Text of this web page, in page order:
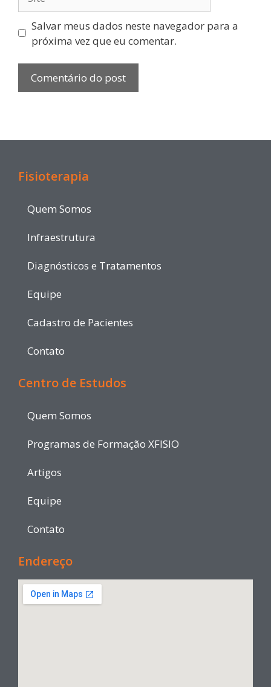
Salvar meus dados neste navegador para a
próxima vez que eu comentar.
Fisioterapia
Quem Somos
Infraestrutura
Diagnósticos e Tratamentos
Equipe
Cadastro de Pacientes
Contato
Centro de Estudos
Quem Somos
Programas de Formação XFISIO
Artigos
Equipe
Contato
Endereço